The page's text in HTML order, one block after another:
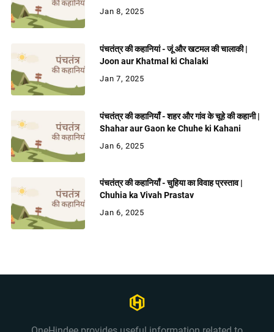
Chalaak Savaari ki Kahani
Jan 8, 2025
पंचतंत्र की कहानियां - जूं और खटमल की चालाकी |
Joon aur Khatmal ki Chalaki
Jan 7, 2025
पंचतंत्र की कहानियाँ - शहर और गांव के चूहे की कहानी |
Shahar aur Gaon ke Chuhe ki Kahani
Jan 6, 2025
पंचतंत्र की कहानियाँ - चुहिया का विवाह प्रस्ताव |
Chuhia ka Vivah Prastav
Jan 6, 2025